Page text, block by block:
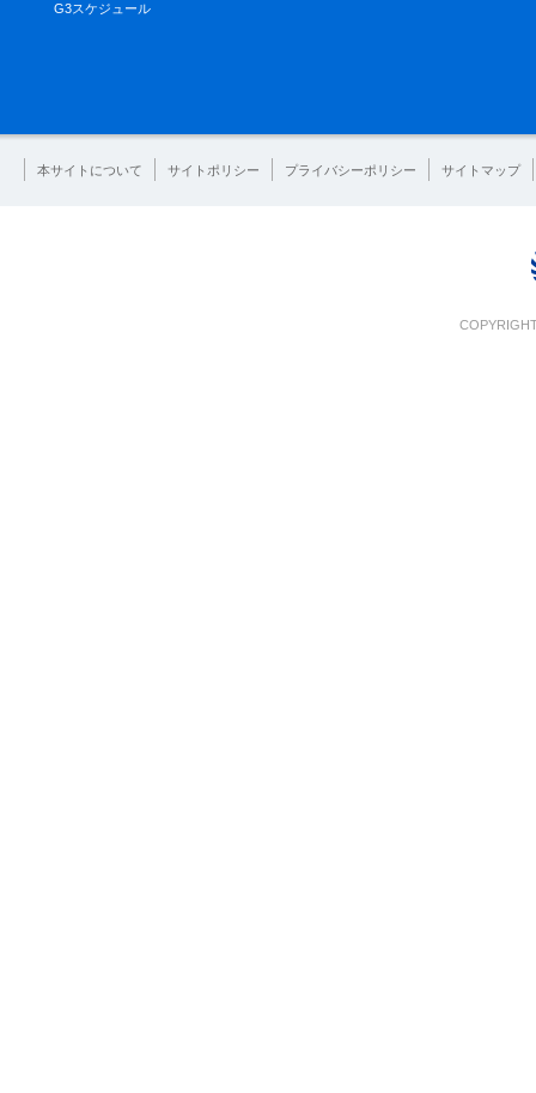
G3スケジュール
本サイトについて サイトポリシー プライバシーポリシー サイトマップ